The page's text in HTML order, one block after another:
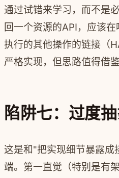
通过试错来学习，而不是
回一个资源的API，应该
执行的其他操作的链接（
严格实现，但思路值得借鉴
陷阱七：过度
这是和"把实现细节暴露成
端。第一直觉（特别是有